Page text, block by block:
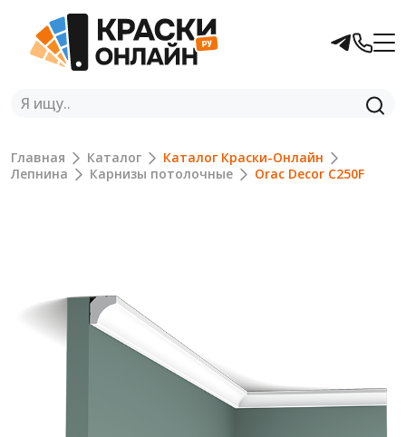
Главная Каталог
Каталог Краски-Онлайн
Лепнина
Карнизы потолочные Orac Decor C250F